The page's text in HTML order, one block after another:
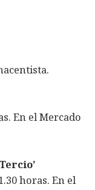
En el Mercado
horas. En el